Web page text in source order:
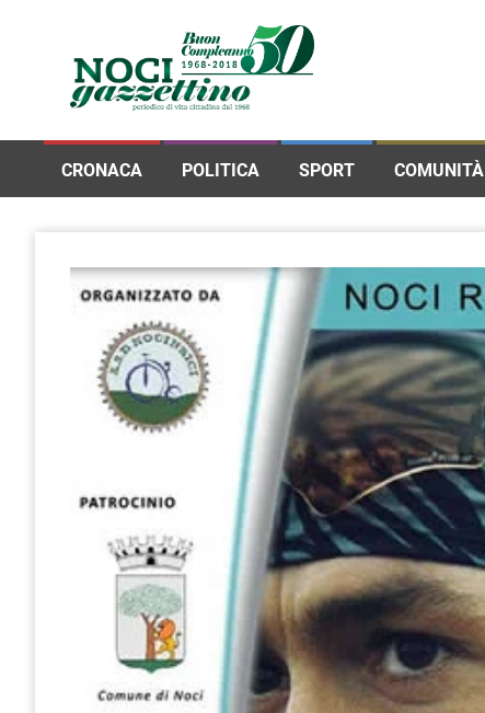
CRONACA POLITICA SPORT COMUNITÀ